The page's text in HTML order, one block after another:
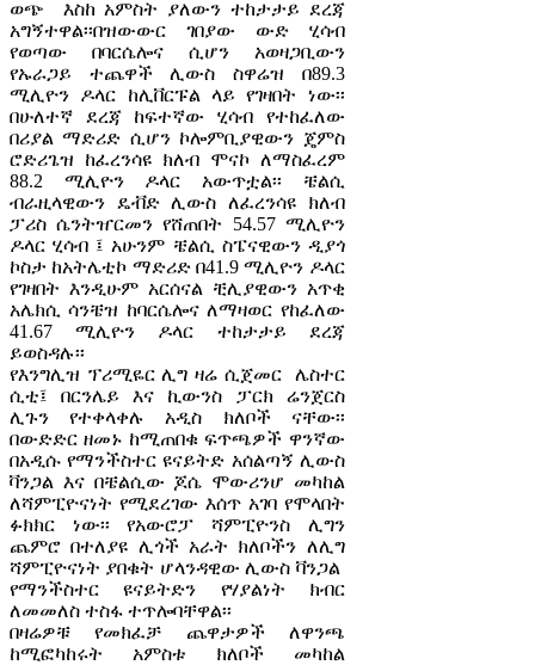
ወጭ እስከ አምስት ያለውን ተከታታይ ደረጃ
አግኝተዋል፡፡በዝውውር ገበያው ውድ ሂሳብ
የወጣው በባርሴሎና ሲሆን አወዛጋቢውን
የኡራጋይ ተጨዋች ሊውስ ስዋሬዝ በ89.3
ሚሊዮን ዶላር ከሊቨርፑል ላይ የገዛበት ነው፡፡
በሁለተኛ ደረጃ ከፍተኛው ሂሳብ የተከፈለው
በሪያል ማድሪድ ሲሆን ኮሎምቢያዊውን ጄምስ
ሮድሪጌዝ ከፈረንሳዩ ክለብ ሞናኮ ለማስፈረም
88.2 ሚሊዮን ዶላር አውጥቷል፡፡ ቼልሲ
ብራዚላዊውን ዴቭድ ሊውስ ለፈረንሳዩ ክለብ
ፓሪስ ሴንትዠርመን የሸጠበት 54.57 ሚሊዮን
ዶላር ሂሳብ ፤ አሁንም ቼልሲ ስፔናዊውን ዲያጎ
ኮስታ ከአትሌቲኮ ማድሪድ በ41.9 ሚሊዮን ዶላር
የገዛበት እንዲሁም አርሰናል ቺሊያዊውን አጥቂ
አሌክሲ ሳንቼዝ ከባርሴሎና ለማዛወር የከፈለው
41.67 ሚሊዮን ዶላር ተከታታይ ደረጃ
ይወስዳሉ፡፡
የእንግሊዝ ፕሪሚዬር ሊግ ዛሬ ሲጀመር ሌስተር
ሲቲ፤ በርንሌይ እና ኪውንስ ፓርክ ሬንጀርስ
ሊጉን የተቀላቀሉ አዲስ ክለቦች ናቸው፡፡
በውድድር ዘመኑ ከሚጠበቁ ፍጥጫዎች ዋንኛው
በአዲሱ የማንችስተር ዩናይትድ አሰልጣኝ ሊውስ
ቫንጋል እና በቼልሲው ጆሴ ሞውሪንሆ መካከል
ለሻምፒዮናነት የሚደረገው እሰጥ አገባ የሞላበት
ፉክክር ነው፡፡ የአውሮፓ ሻምፒዮንስ ሊግን
ጨምሮ በተለያዩ ሊጎች አራት ክለቦችን ለሊግ
ሻምፒዮናነት ያበቁት ሆላንዳዊው ሊውስ ቫንጋል
የማንችስተር ዩናይትድን የሃያልነት ክብር
ለመመለስ ተስፋ ተጥሎባቸዋል፡፡
በዛሬዎቹ የመክፈቻ ጨዋታዎች ለዋንጫ
ከሚፎካከሩት አምስቱ ክለቦች መካከል